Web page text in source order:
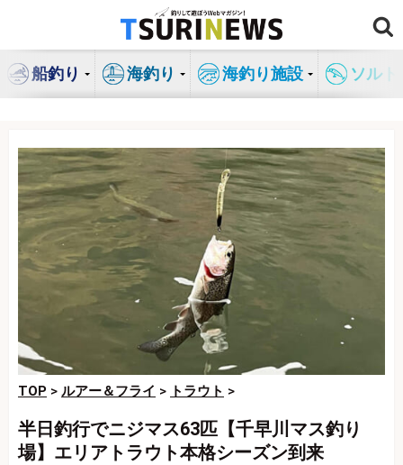
ン
船釣り 海釣り 海釣り施設 ソル
TOP > ルアー＆フライ > トラウト >
半日釣行でニジマス63匹【千早川マス釣り
場】エリアトラウト本格シーズン到来